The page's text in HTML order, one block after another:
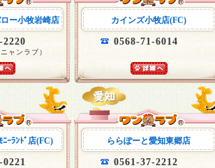
ー小牧岩崎店
2220
ャンラブ）
カインズ小牧店(FC)
0568-71-6014
ｰﾗﾝﾄﾞ店(FC)
0221
ららぽーと愛知東郷店
0561-37-2212